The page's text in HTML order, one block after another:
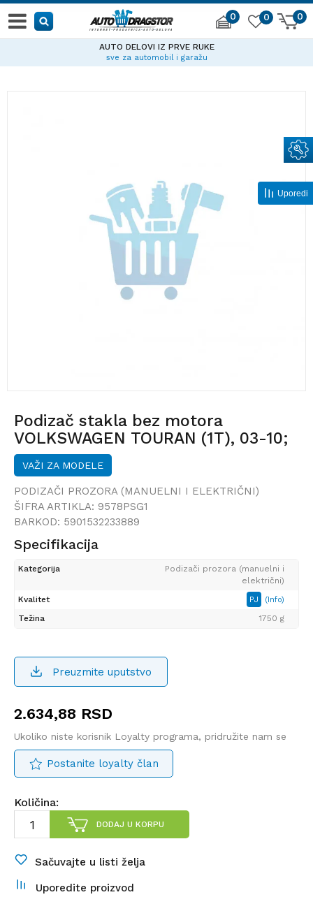
0 0
0
AUTO DELOVI IZ PRVE RUKE
sve za automobil i garažu
Podizač stakla bez motora
VOLKSWAGEN TOURAN (1T), 03-10;
VAŽI ZA MODELE
PODIZAČI PROZORA (MANUELNI I ELEKTRIČNI)
ŠIFRA ARTIKLA: 9578PSG1
BARKOD: 5901532233889
Specifikacija
Kategorija
Podizači prozora (manuelni i
električni)
Kvalitet
PJ (Info)
Težina 1750 g
Preuzmite uputstvo
2.634,88 RSD
Ukoliko niste korisnik Loyalty programa, pridružite nam se
Postanite loyalty član
Količina:
DODAJ U KORPU
Sačuvajte u listi želja
Uporedite proizvod
Uporedi